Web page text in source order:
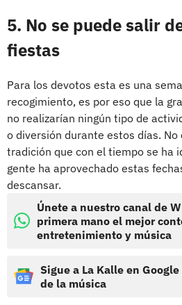
5. No se puede salir
fiestas
Para los devotos esta es una
recogimiento, es por eso que la
no realizarían ningún tipo de
o diversión durante estos días.
tradición que con el tiempo se ha
gente ha aprovechado estas
descansar.
Únete a nuestro canal de
primera mano el mejor
entretenimiento y música
Sigue a La Kalle en
de la música